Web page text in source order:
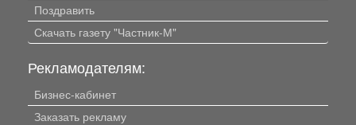
Поздравить
Скачать газету "Частник-М"
Рекламодателям:
Бизнес-кабинет
Заказать рекламу